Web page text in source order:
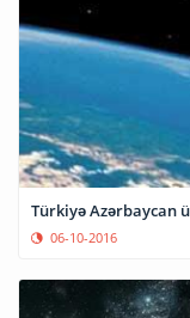
Türkiyə Azərbaycan
06-10-2016